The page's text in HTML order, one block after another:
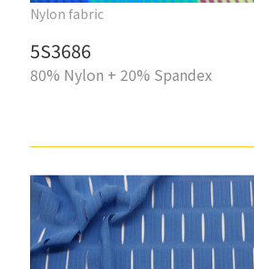
Nylon fabric
5S3686
80% Nylon + 20% Spandex